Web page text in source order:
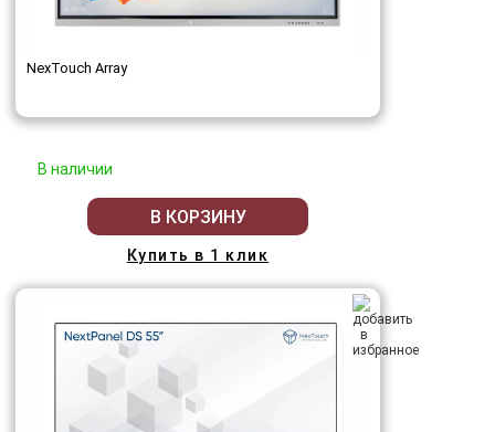
NexTouch Array
В наличии
В КОРЗИНУ
Купить в 1 клик